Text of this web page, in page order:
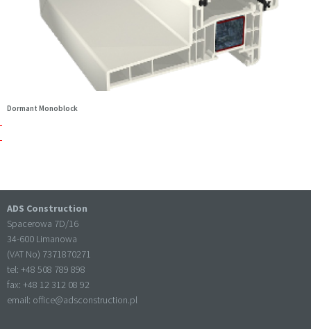
Dormant Monoblock
ADS Construction
Spacerowa 7D/16
34-600 Limanowa
(VAT No) 7371870271
tel: +48 508 789 898
fax: +48 12 312 08 92
email: office@adsconstruction.pl